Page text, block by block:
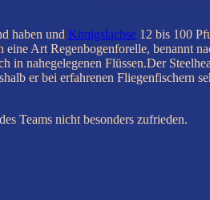
haben und Königslachse 12 bis 100
Art Regenbogenforelle, benannt
in nahegelegenen Flüssen.Der
er bei erfahrenen Fliegenfischern
Teams nicht besonders zufrieden.